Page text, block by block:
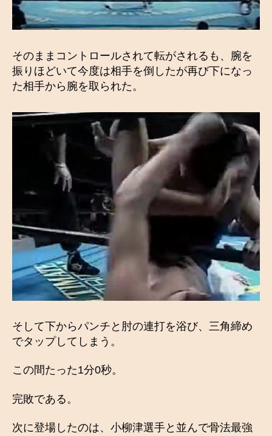
そのままコントロールされて転がされるも、腕を
振りほどいて今度は相手を倒したが再び下になっ
た相手から腕を取られた。
そして下からパンチと肘の連打を浴び、三角締め
でタップしてしまう。
この間たった1分0秒。
完敗である。
次に登場したのは、小柳津選手と並んで骨法最強